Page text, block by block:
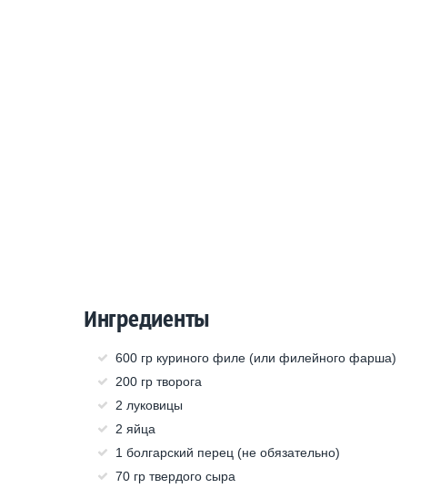
Ингредиенты
600 гр куриного филе (или филейного фарша)
200 гр творога
2 луковицы
2 яйца
1 болгарский перец (не обязательно)
70 гр твердого сыра